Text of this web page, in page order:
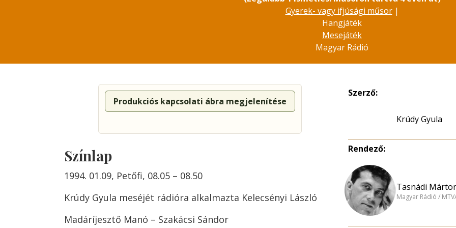
Gyerek- vagy ifjúsági műsor|
Hangjáték
Mesejáték
Magyar Rádió
Produkciós kapcsolati ábra megjelenítése
Színlap
1994. 01.09, Petőfi, 08.05 – 08.50
Krúdy Gyula meséjét rádióra alkalmazta Kelecsényi László
Madáríjesztő Manó – Szakácsi Sándor
Szerző:
Krúdy Gyula
Rendező:
Tasnádi
Magyar Rádió /